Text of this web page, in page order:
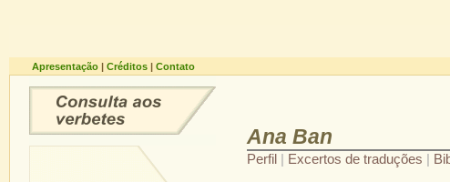
Apresentação | Créditos | Contato
Ana Ban
Perfil | Excertos de traduções |